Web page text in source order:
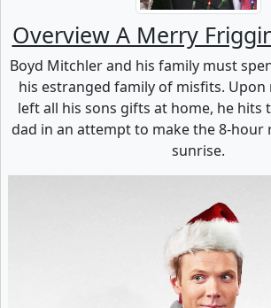
Overview A Merry
Boyd Mitchler and his family must
his estranged family of misfits.
left all his sons gifts at home, he hits
dad in an attempt to make the 8-
sunrise.